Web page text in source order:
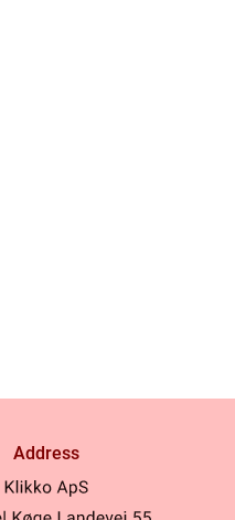
Address